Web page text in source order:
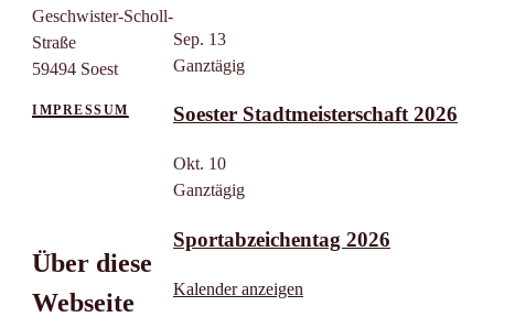
Sep. 13
Ganztägig
Soester Stadtmeisterschaft 2026
Okt. 10
Ganztägig
Sportabzeichentag 2026
Kalender anzeigen
Geschwister-Scholl-
Straße
59494 Soest
IMPRESSUM
Über diese
Webseite